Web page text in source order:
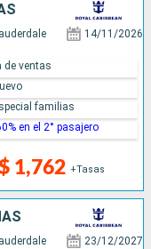
14/11/2026
1,762 +Tasas
de ventas
familias
en el 2° pasajero
23/12/2027